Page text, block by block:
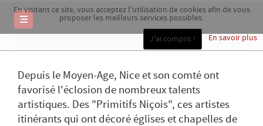
En visitant ce site, vous acceptez l'utilisation de cookies afin de vous
proposer les meilleurs services possibles.
En savoir plus
J'ai compris !
Depuis le Moyen-Age, Nice et son comté ont
favorisé l'éclosion de nombreux talents
artistiques. Des "Primitifs Niçois", ces artistes
itinérants qui ont décoré églises et chapelles de